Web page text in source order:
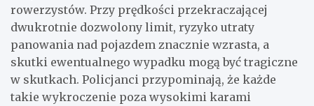
rowerzystów. Przy prędkości przekraczającej
dwukrotnie dozwolony limit, ryzyko utraty
panowania nad pojazdem znacznie wzrasta, a
skutki ewentualnego wypadku mogą być tragiczne
w skutkach. Policjanci przypominają, że każde
takie wykroczenie poza wysokimi karami